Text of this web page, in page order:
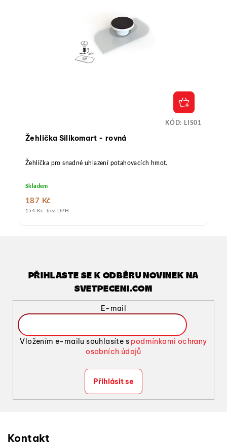
Žehlička Silikomart - rovná
Skladem
154 Kč bez DPH
187 Kč
Žehlička pro snadné uhlazení potahovacích hmot.
KÓD: LIS01
PŘIHLASTE SE K ODBĚRU NOVINEK NA
SVETPECENI.COM
E-mail
Vložením e-mailu souhlasíte s podmínkami ochrany
osobních údajů
Přihlásit se
Kontakt